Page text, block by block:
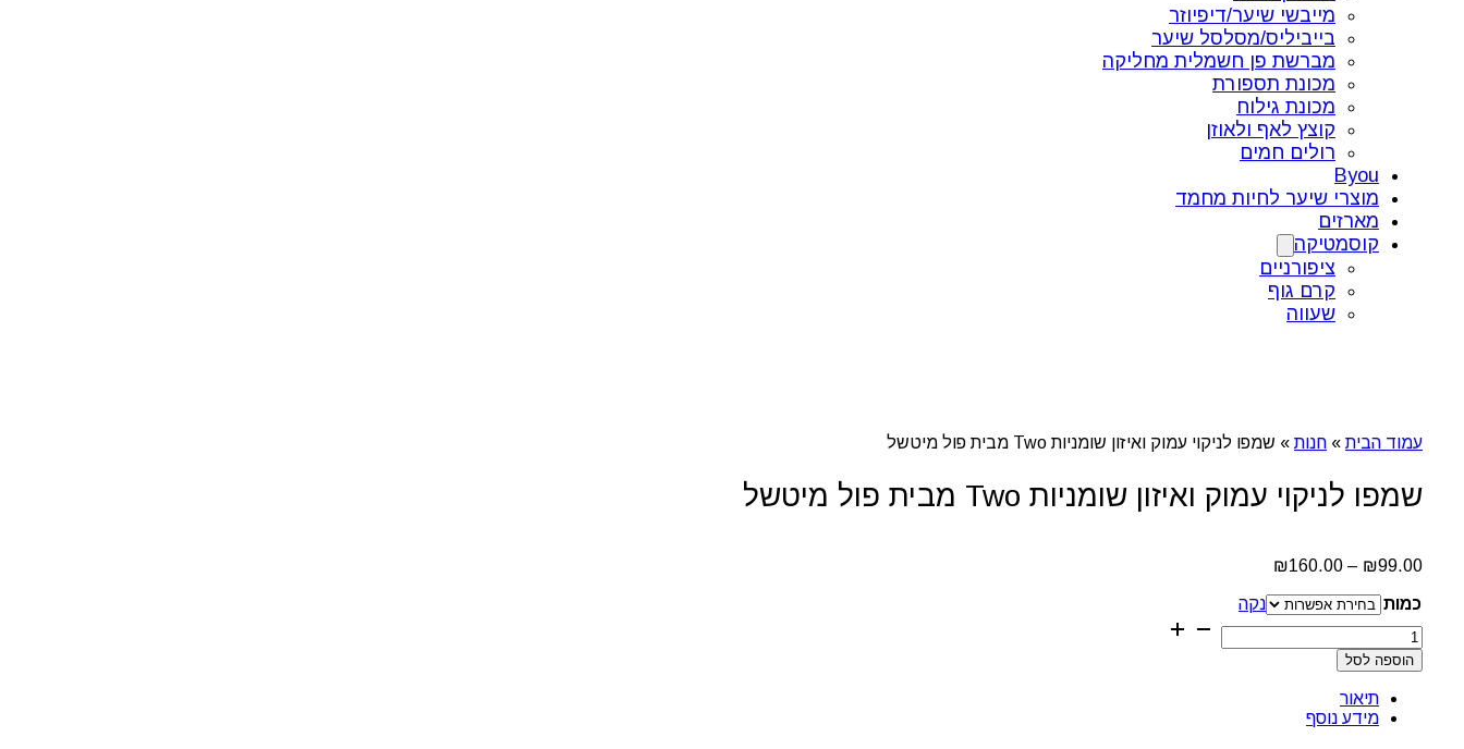
מייבשי שיער/דיפיוזר
בייביליס/מסלסל שיער
מברשת פן חשמלית מחליקה
מכונת תספורת
מכונת גילוח
קוצץ לאף ולאוזן
רולים חמים
Byou
מוצרי שיער לחיות מחמד
מארזים
קוסמטיקה
ציפורניים
קרם גוף
שעווה
עמוד הבית » חנות » שמפו לניקוי עמוק ואיזון שומניות Two מבית פול מיטשל
שמפו לניקוי עמוק ואיזון שומניות Two מבית פול מיטשל
₪99.00
–
₪160.00
עד
כמות
נקה
כמות
של
שמפו
עמוק
ואיזון
הוספה לסל
תיאור
מידע נוסף